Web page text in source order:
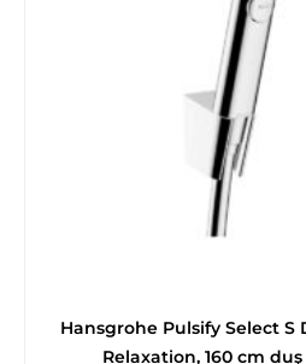
Hansgrohe Pulsify Select S
Relaxation, 160 cm